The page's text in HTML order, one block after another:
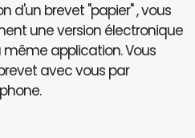
d'un brevet "papier" , vous
une version électronique
application. Vous
avec vous par